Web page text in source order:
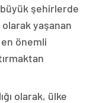
şehirlerde
yaşanan
önemli
olarak, ülke